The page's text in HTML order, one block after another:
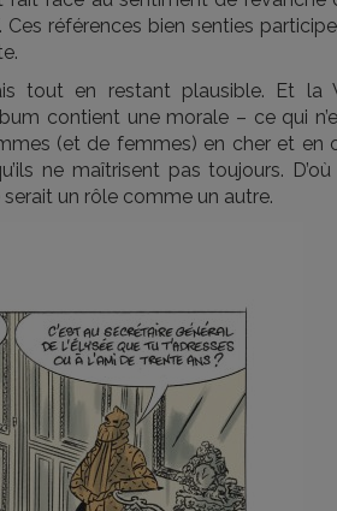
références bien senties
tout en restant plausible. Et la
contient une morale – ce qui
(et de femmes) en cher et en
ne maîtrisent pas toujours.
un rôle comme un autre.